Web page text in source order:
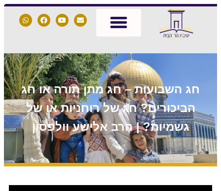
חג השבועות – חג מתן תורה או חג
הביכורים? חג של רוחניות או של
גשמיות? | הרב אלישע וולפסון